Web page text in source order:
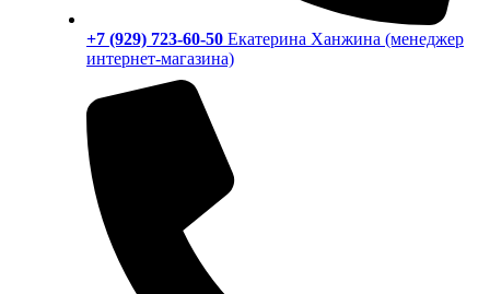
+7 (929) 723-60-50 Екатерина Ханжина (менеджер
интернет-магазина)